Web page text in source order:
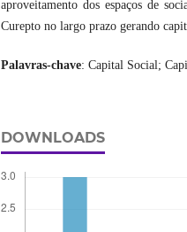
aproveitamento dos espaços de
Curepto no largo prazo gerando
Palavras-chave: Capital Social;
DOWNLOADS